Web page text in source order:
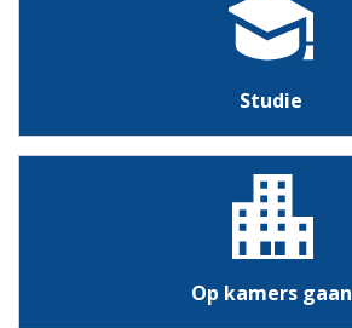
Studie
Op kamers gaan